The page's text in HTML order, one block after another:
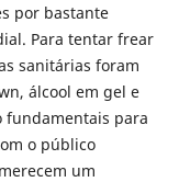
por bastante
Para tentar frear
sanitárias foram
álcool em gel e
fundamentais para
o público
um